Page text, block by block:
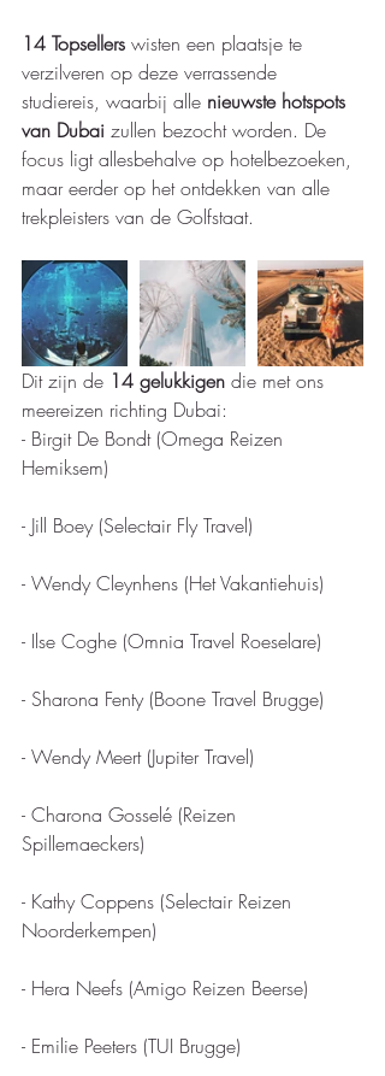
14 Topsellers wisten een plaatsje te
verzilveren op deze verrassende
studiereis, waarbij alle nieuwste hotspots
van Dubai zullen bezocht worden. De
focus ligt allesbehalve op hotelbezoeken,
maar eerder op het ontdekken van alle
trekpleisters van de Golfstaat.
Dit zijn de 14 gelukkigen die met ons
meereizen richting Dubai:
- Birgit De Bondt (Omega Reizen
Hemiksem)
- Jill Boey (Selectair Fly Travel)
- Wendy Cleynhens (Het Vakantiehuis)
- Ilse Coghe (Omnia Travel Roeselare)
- Sharona Fenty (Boone Travel Brugge)
- Wendy Meert (Jupiter Travel)
- Charona Gosselé (Reizen
Spillemaeckers)
- Kathy Coppens (Selectair Reizen
Noorderkempen)
- Hera Neefs (Amigo Reizen Beerse)
- Emilie Peeters (TUI Brugge)